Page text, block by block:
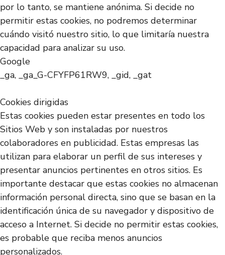
por lo tanto, se mantiene anónima. Si decide no
permitir estas cookies, no podremos determinar
cuándo visitó nuestro sitio, lo que limitaría nuestra
capacidad para analizar su uso.
Google
_ga, _ga_G-CFYFP61RW9, _gid, _gat
Cookies dirigidas
Estas cookies pueden estar presentes en todo los
Sitios Web y son instaladas por nuestros
colaboradores en publicidad. Estas empresas las
utilizan para elaborar un perfil de sus intereses y
presentar anuncios pertinentes en otros sitios. Es
importante destacar que estas cookies no almacenan
información personal directa, sino que se basan en la
identificación única de su navegador y dispositivo de
acceso a Internet. Si decide no permitir estas cookies,
es probable que reciba menos anuncios
personalizados.